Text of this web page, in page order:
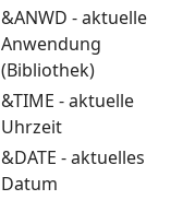
&ANWD - aktuelle
Anwendung
(Bibliothek)
&TIME - aktuelle
Uhrzeit
&DATE - aktuelles
Datum